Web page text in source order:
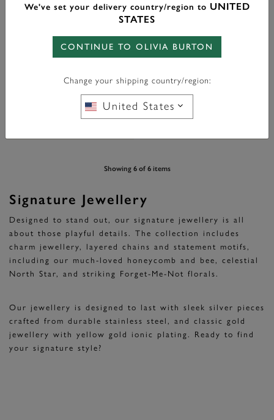
Boucles D'Oreilles Mini Étoile Du
Signature
Boucles D'Oreilles Mini Étoile Du
£45.00
Showing 6 of 6 items
Signature Jewellery
Designed to stand out, our signature jewellery is all
about those playful details. The collection includes
charm jewellery, layered chains and statement motifs,
including our much-loved honeycomb and bee, celestial
North Star, and striking Forget-Me-Not florals.
Our jewellery is designed to last with sleek silver pieces
crafted from durable stainless steel, and classic gold
jewellery with yellow gold ionic plating. Ready to find
your signature style?
We've set your delivery country/region to UNITED
STATES
CONTINUE TO OLIVIA BURTON
Change your shipping country/region:
United States